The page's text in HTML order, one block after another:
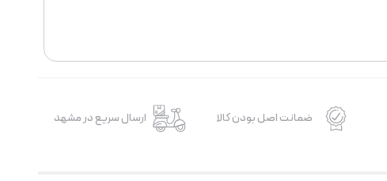
ضمانت اصل بودن کالا ارسال سریع در مشهد